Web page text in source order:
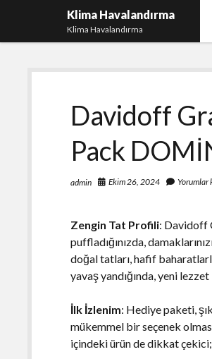
Klima Havalandırma
Klima Havalandırma
Davidoff
Pack
admin Ekim 26, 2024 Yorumlar
Zengin Tat Profili: Davidoff
puffladığınızda,
doğal tatları, hafif
yavaş yandığında, yeni lezzet
İlk İzlenim: Hediye paketi,
mükemmel bir seçenek
içindeki ürün de dikkat